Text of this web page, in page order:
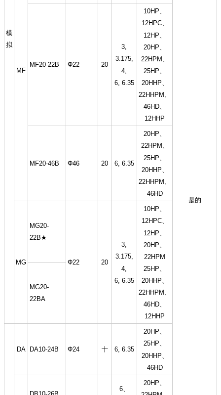
模
拟
是的
MF
MF20-22B Φ22 20
3,
3.175,
4,
6, 6.35
10HP、
12HPC、
12HP、
20HP、
22HPM、
25HP、
20HHP、
22HHPM、
46HD、
12HHP
MF20-46B Φ46 20 6, 6.35
20HP、
22HPM、
25HP、
20HHP、
22HHPM、
46HD
MG
MG20-
22B★
Φ22 20
3,
3.175,
4,
6, 6.35
10HP、
12HPC、
12HP、
20HP、
22HPM
25HP、
20HHP、
22HHPM、
46HD、
12HHP
MG20-
22BA
DA DA10-24B Φ24 十 6, 6.35
20HP、
25HP、
20HHP、
46HD
6、
20HP、